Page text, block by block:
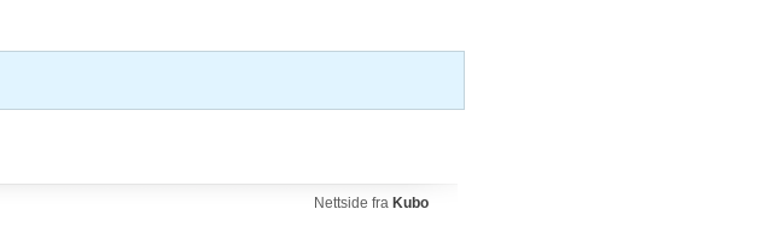
Nettside fra Kubo